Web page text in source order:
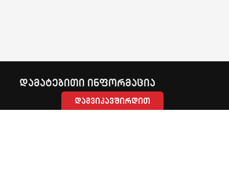
დამატებითი ინფორმაცია
დაგვიკავშირდით